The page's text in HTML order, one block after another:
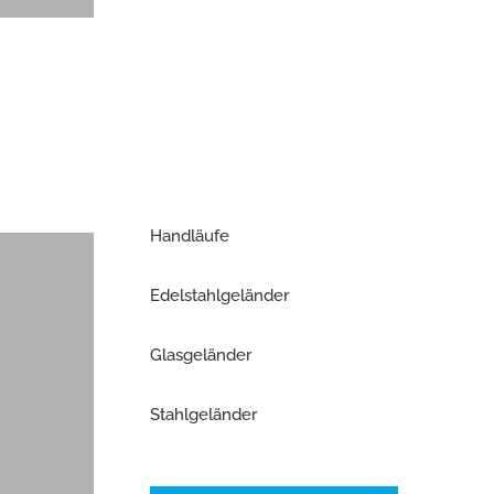
Handläufe
Edelstahlgeländer
Glasgeländer
Stahlgeländer